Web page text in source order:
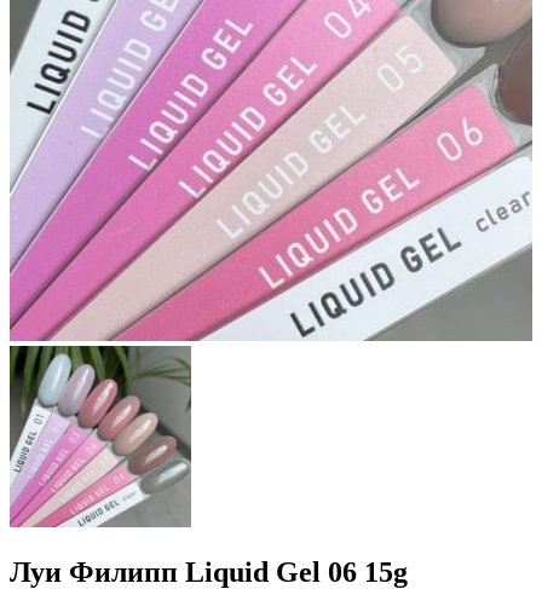
Луи Филипп Liquid Gel 06 15g